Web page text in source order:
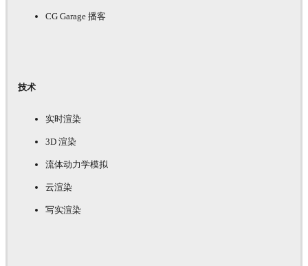
CG Garage 播客
技术
实时渲染
3D 渲染
流体动力学模拟
云渲染
写实渲染